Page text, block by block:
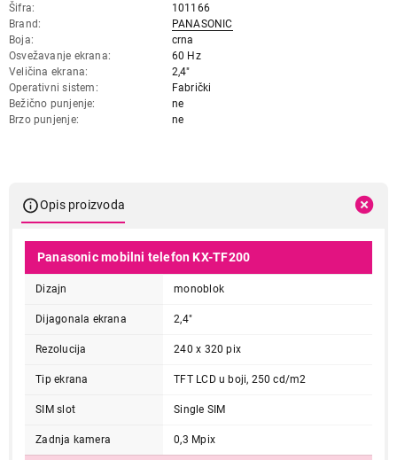
Šifra
101166
Brand
PANASONIC
Boja
crna
Osvežavanje ekrana
60 Hz
Veličina ekrana
2,4"
Operativni sistem
Fabrički
Bežično punjenje
ne
Brzo punjenje
ne
Opis proizvoda
Panasonic mobilni telefon KX-TF200
Dizajn monoblok
Dijagonala ekrana 2,4"
Rezolucija 240 x 320 pix
Tip ekrana TFT LCD u boji, 250 cd/m2
SIM slot Single SIM
Zadnja kamera 0,3 Mpix